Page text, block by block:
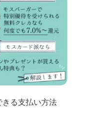
る支払い方法